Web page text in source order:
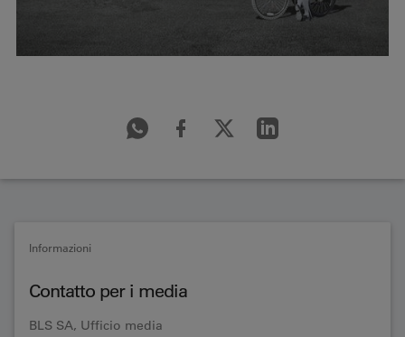
Informazioni
Contatto per i media
BLS SA, Ufficio media